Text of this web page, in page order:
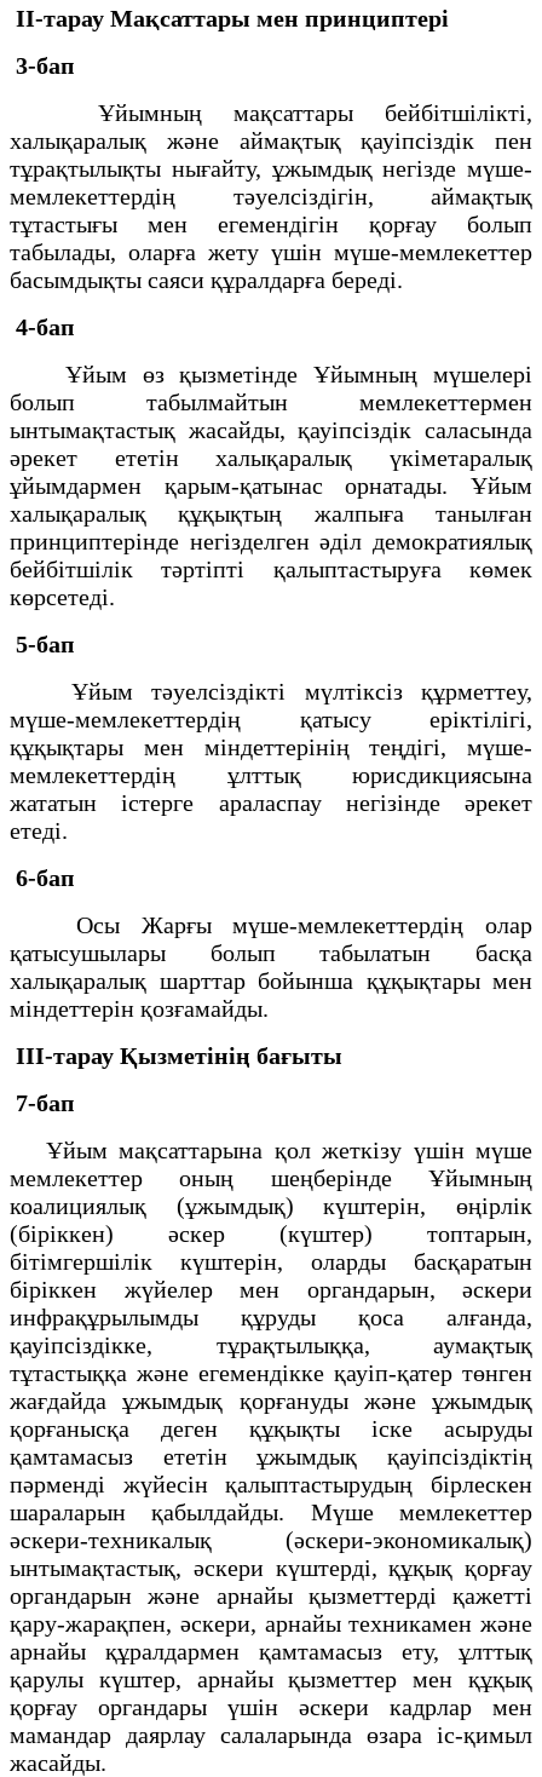
II-тарау Мақсаттары мен принциптерi
3-бап
Ұйымның мақсаттары бейбiтшіліктi,
халықаралық және аймақтық қауiпсiздiк пен
тұрақтылықты нығайту, ұжымдық негiзде мүше-
мемлекеттердiң тәуелсiздігiн, аймақтық
тұтастығы мен егемендiгiн қорғау болып
табылады, оларға жету үшiн мүше-мемлекеттер
басымдықты саяси құралдарға бередi.
4-бап
Ұйым өз қызметiнде Ұйымның мүшелерi
болып табылмайтын мемлекеттермен
ынтымақтастық жасайды, қауіпсiздiк саласында
әрекет ететiн халықаралық үкiметаралық
ұйымдармен қарым-қатынас орнатады. Ұйым
халықаралық құқықтың жалпыға танылған
принциптерiнде негiзделген әдiл демократиялық
бейбiтшiлiк тәртiптi қалыптастыруға көмек
көрсетедi.
5-бап
Ұйым тәуелсiздiктi мүлтiксiз құрметтеу,
мүше-мемлекеттердiң қатысу еріктілігі,
құқықтары мен міндеттерінің теңдігі, мүше-
мемлекеттердің ұлттық юрисдикциясына
жататын iстерге араласпау негiзiнде әрекет
етедi.
6-бап
Осы Жарғы мүше-мемлекеттердiң олар
қатысушылары болып табылатын басқа
халықаралық шарттар бойынша құқықтары мен
мiндеттерiн қозғамайды.
ІІІ-тарау Қызметiнiң бағыты
7-бап
Ұйым мақсаттарына қол жеткізу үшін мүше
мемлекеттер оның шеңберінде Ұйымның
коалициялық (ұжымдық) күштерін, өңірлік
(біріккен) әскер (күштер) топтарын,
бітімгершілік күштерін, оларды басқаратын
біріккен жүйелер мен органдарын, әскери
инфрақұрылымды құруды қоса алғанда,
қауіпсіздікке, тұрақтылыққа, аумақтық
тұтастыққа және егемендікке қауіп-қатер төнген
жағдайда ұжымдық қорғануды және ұжымдық
қорғанысқа деген құқықты іске асыруды
қамтамасыз ететін ұжымдық қауіпсіздіктің
пәрменді жүйесін қалыптастырудың бірлескен
шараларын қабылдайды. Мүше мемлекеттер
әскери-техникалық (әскери-экономикалық)
ынтымақтастық, әскери күштерді, құқық қорғау
органдарын және арнайы қызметтерді қажетті
қару-жарақпен, әскери, арнайы техникамен және
арнайы құралдармен қамтамасыз ету, ұлттық
қарулы күштер, арнайы қызметтер мен құқық
қорғау органдары үшін әскери кадрлар мен
мамандар даярлау салаларында өзара іс-қимыл
жасайды.